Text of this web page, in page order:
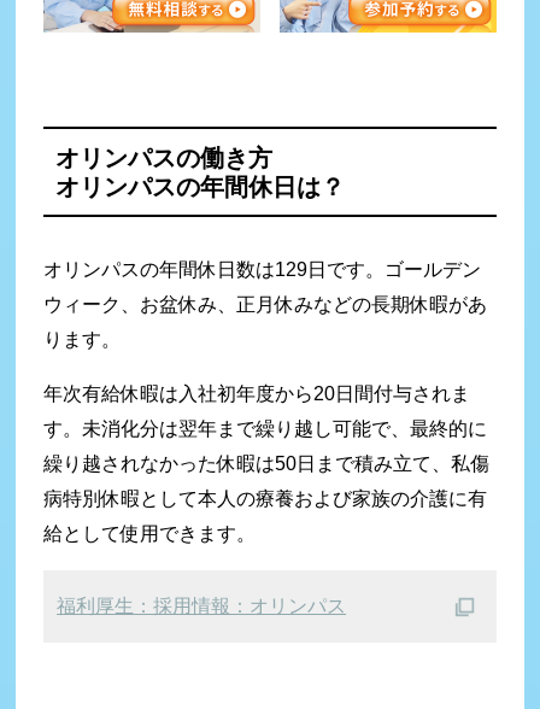
オリンパスの働き方
オリンパスの年間休日は？
オリンパスの年間休日数は129日です。ゴールデン
ウィーク、お盆休み、正月休みなどの長期休暇があ
ります。
年次有給休暇は入社初年度から20日間付与されま
す。未消化分は翌年まで繰り越し可能で、最終的に
繰り越されなかった休暇は50日まで積み立て、私傷
病特別休暇として本人の療養および家族の介護に有
給として使用できます。
福利厚生：採用情報：オリンパス